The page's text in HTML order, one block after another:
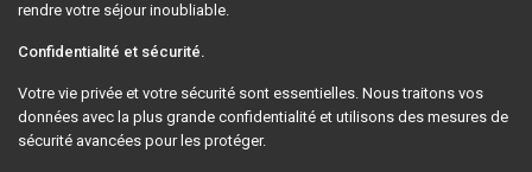
rendre votre séjour inoubliable.
Confidentialité et sécurité.
Votre vie privée et votre sécurité sont essentielles. Nous traitons vos
données avec la plus grande confidentialité et utilisons des mesures de
sécurité avancées pour les protéger.